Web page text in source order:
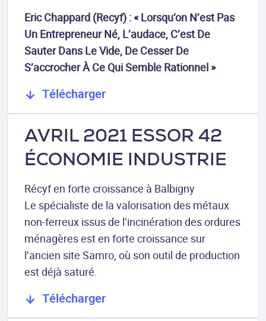
Eric Chappard (Recyf) : « Lorsqu’on N’est Pas
Un Entrepreneur Né, L’audace, C’est De
Sauter Dans Le Vide, De Cesser De
S’accrocher À Ce Qui Semble Rationnel »
Télécharger
AVRIL 2021 ESSOR 42
ÉCONOMIE INDUSTRIE
Récyf en forte croissance à Balbigny
Le spécialiste de la valorisation des métaux
non-ferreux issus de l’incinération des ordures
ménagères est en forte croissance sur
l’ancien site Samro, où son outil de production
est déjà saturé.
Télécharger